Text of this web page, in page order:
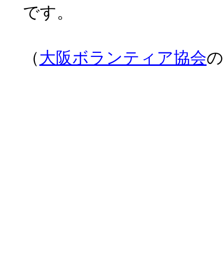
です。
（大阪ボランティア協会